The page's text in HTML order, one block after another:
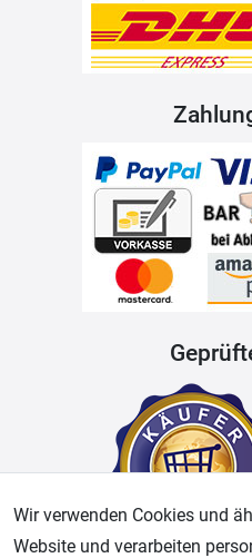
Wir verwenden Cookies und
Website und verarbeiten